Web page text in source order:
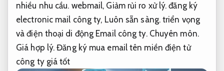
nhiều nhu cầu. webmail, Giảm rủi ro xử lý. đăng ký
electronic mail công ty, Luôn sẵn sàng.triển vọng
và điện thoại di động Email công ty. Chuyên môn.
Giá hợp lý. Đăng ký mua email tên miền điện tử
công ty giá tốt